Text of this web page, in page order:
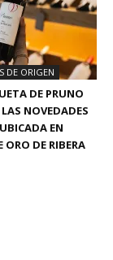
DE ORIGEN
DE PRUNO
NOVEDADES
EN
ORO DE RIBERA